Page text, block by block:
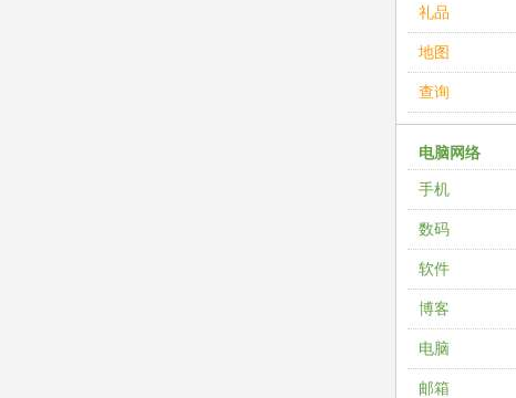
礼品
地图
查询
电脑网络
手机
数码
软件
博客
电脑
邮箱